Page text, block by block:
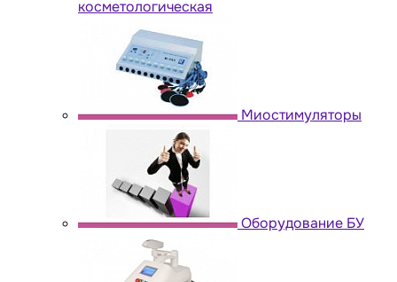
косметологическая
Миостимуляторы
Оборудование БУ